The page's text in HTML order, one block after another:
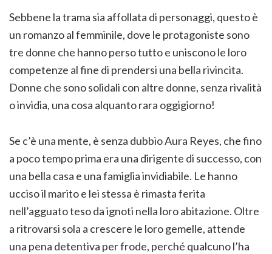
Sebbene la trama sia affollata di personaggi, questo è
un romanzo al femminile, dove le protagoniste sono
tre donne che hanno perso tutto e uniscono le loro
competenze al fine di prendersi una bella rivincita.
Donne che sono solidali con altre donne, senza rivalità
o invidia, una cosa alquanto rara oggigiorno!
Se c’è una mente, è senza dubbio Aura Reyes, che fino
a poco tempo prima era una dirigente di successo, con
una bella casa e una famiglia invidiabile. Le hanno
ucciso il marito e lei stessa è rimasta ferita
nell’agguato teso da ignoti nella loro abitazione. Oltre
a ritrovarsi sola a crescere le loro gemelle, attende
una pena detentiva per frode, perché qualcuno l’ha